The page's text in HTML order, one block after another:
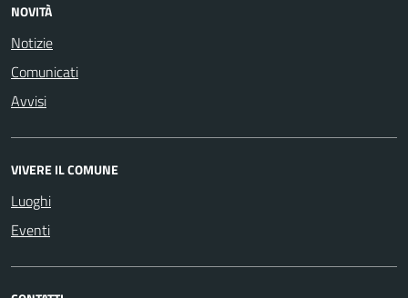
NOVITÀ
Notizie
Comunicati
Avvisi
VIVERE IL COMUNE
Luoghi
Eventi